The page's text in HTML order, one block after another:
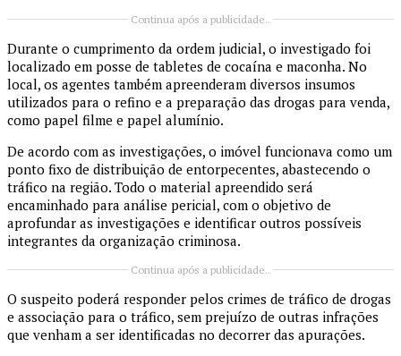
Continua após a publicidade..
Durante o cumprimento da ordem judicial, o investigado foi
localizado em posse de tabletes de cocaína e maconha. No
local, os agentes também apreenderam diversos insumos
utilizados para o refino e a preparação das drogas para venda,
como papel filme e papel alumínio.
De acordo com as investigações, o imóvel funcionava como um
ponto fixo de distribuição de entorpecentes, abastecendo o
tráfico na região. Todo o material apreendido será
encaminhado para análise pericial, com o objetivo de
aprofundar as investigações e identificar outros possíveis
integrantes da organização criminosa.
Continua após a publicidade..
O suspeito poderá responder pelos crimes de tráfico de drogas
e associação para o tráfico, sem prejuízo de outras infrações
que venham a ser identificadas no decorrer das apurações.